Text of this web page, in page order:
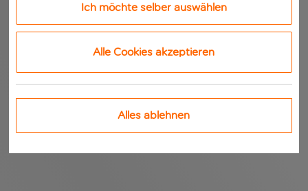
Ich möchte selber auswählen
Alle Cookies akzeptieren
Alles ablehnen